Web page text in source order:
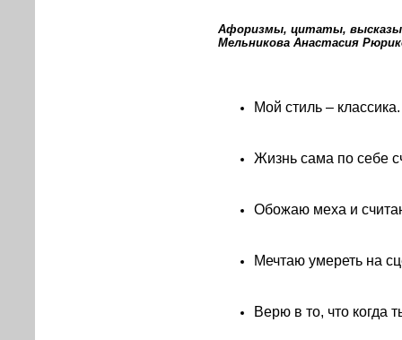
Афоризмы, цитаты,
Мельникова Анастасия
Мой стиль – классика.
Жизнь сама по себе
Обожаю меха и
Мечтаю умереть на
Верю в то, что когда